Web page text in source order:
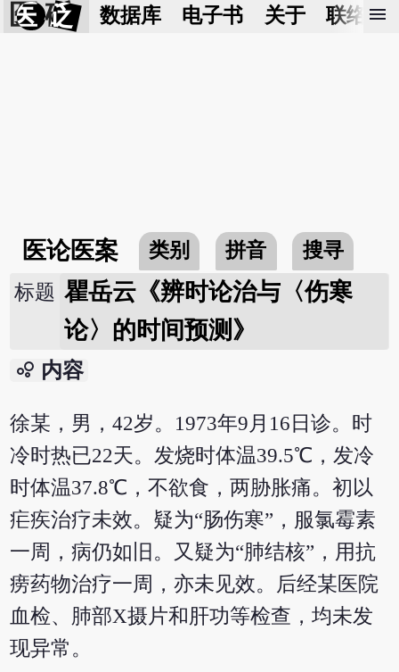
医 砭 数据库 电子书 关于 联络我
menu
医论医案 类别 拼音
搜寻
标题 瞿岳云《辨时论治与〈伤寒
论〉的时间预测》
bubble_chart 内容
徐某，男，42岁。1973年9月16日诊。时
冷时热已22天。发烧时体温39.5℃，发冷
时体温37.8℃，不欲食，两胁胀痛。初以
疟疾治疗未效。疑为“肠伤寒”，服氯霉素
一周，病仍如旧。又疑为“肺结核”，用抗
痨药物治疗一周，亦未见效。后经某医院
血检、肺部X摄片和肝功等检查，均未发
现异常。